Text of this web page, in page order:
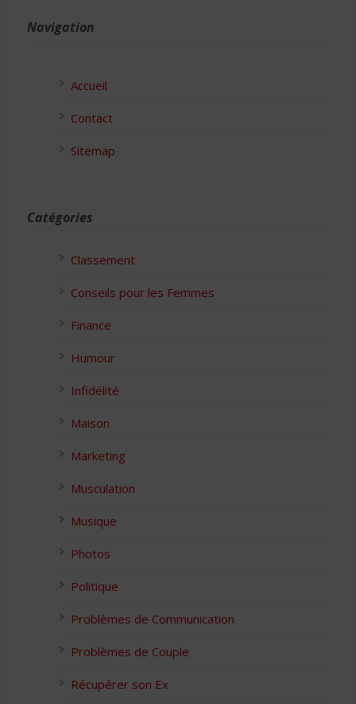
Navigation
Accueil
Contact
Sitemap
Catégories
Classement
Conseils pour les Femmes
Finance
Humour
Infidélité
Maison
Marketing
Musculation
Musique
Photos
Politique
Problèmes de Communication
Problèmes de Couple
Récupérer son Ex